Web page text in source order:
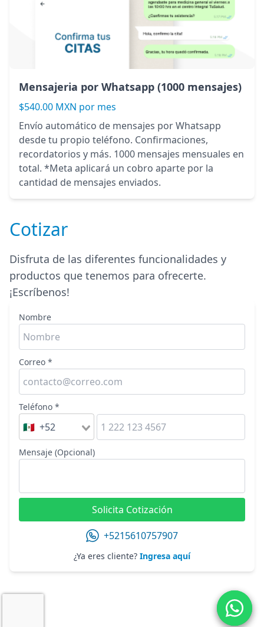
Mensajeria por Whatsapp (1000 mensajes)
$540.00 MXN por mes
Envío automático de mensajes por Whatsapp
desde tu propio teléfono. Confirmaciones,
recordatorios y más. 1000 mensajes mensuales en
total. *Meta aplicará un cobro aparte por la
cantidad de mensajes enviados.
Cotizar
Disfruta de las diferentes funcionalidades y
productos que tenemos para ofrecerte.
¡Escríbenos!
Nombre
Correo *
Teléfono *
🇲🇽 +52
Mensaje (Opcional)
Solicita Cotización
+5215610757907
¿Ya eres cliente? Ingresa aquí